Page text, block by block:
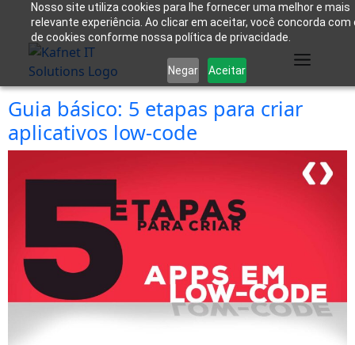
Nosso site utiliza cookies para lhe fornecer uma melhor e mais
relevante experiência. Ao clicar em aceitar, você concorda com
de cookies conforme nossa política de privacidade.
Negar Aceitar
Guia básico: 5 etapas para criar
aplicativos low-code